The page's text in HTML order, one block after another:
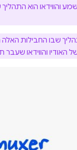
והווידאו הוא
שבו החבילות האלה
האודיו והווידאו שעבר